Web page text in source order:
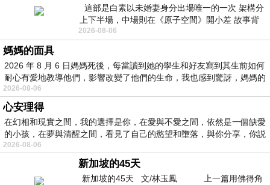
這部是白素以未婚妻身分出場唯一的一次 架構分
上下半場，中場則在《原子空間》開小差 故事背
景影射西藏境外流亡 地下組織
2026-08-06
媽媽的面具
2026 年 8 月 6 日媽媽死後，每當讀到她的學生和好友寫到其生前如何
耐心有愛地教導他們，影響改變了他們的生命，我也感到驚訝，媽媽的
2026-08-06
心安理得
在幻相和現實之間，我的選擇是你，在愛與不愛之間，依然是一個缺愛
的小孩，在夢與清醒之間，看見了自己的慾望和墮落，與你分享，你説
2026-08-06
新加坡的45天
新加坡的45天 文/林玉鳳 上一篇用佛得角